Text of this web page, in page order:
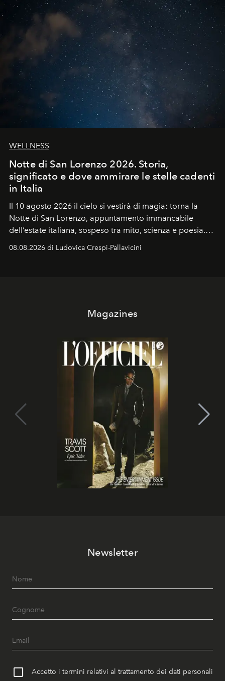
WELLNESS
Notte di San Lorenzo 2026. Storia,
significato e dove ammirare le stelle cadenti
in Italia
Il 10 agosto 2026 il cielo si vestirà di magia: torna la
Notte di San Lorenzo, appuntamento immancabile
dell’estate italiana, sospeso tra mito, scienza e poesia.
celeste per seguire il passaggio delle
08.08.2026 di Ludovica Crespi-Pallavicini
Magazines
Newsletter
Accetto i termini relativi al trattamento dei dati personali